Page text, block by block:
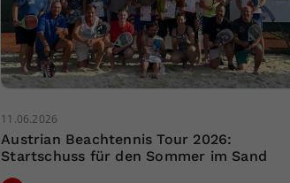
11.06.2026
Austrian Beachtennis Tour 2026:
Startschuss für den Sommer im Sand